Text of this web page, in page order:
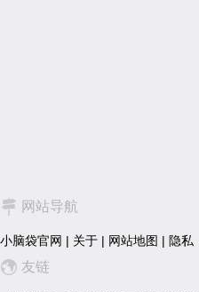
网站导航
小脑袋官网 | 关于 | 网站地图 | 隐私
友链